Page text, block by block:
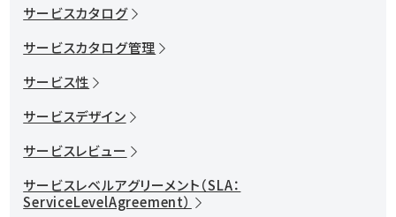
サービスカタログ
サービスカタログ管理
サービス性
サービスデザイン
サービスレビュー
サービスレベルアグリーメント（SLA：
ServiceLevelAgreement）